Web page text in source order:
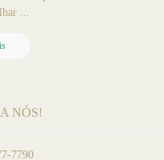
...
NÓS!
7790